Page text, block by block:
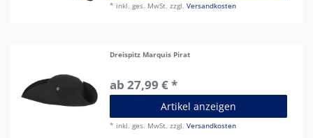
* inkl. ges. MwSt. zzgl.Versandkosten
Dreispitz Marquis Pirat
ab 27,99 € *
Artikel anzeigen
* inkl. ges. MwSt. zzgl.Versandkosten